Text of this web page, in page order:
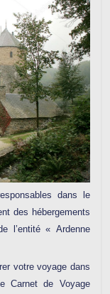
dans le
des hébergements
l’entité « Ardenne
votre voyage dans
Carnet de Voyage